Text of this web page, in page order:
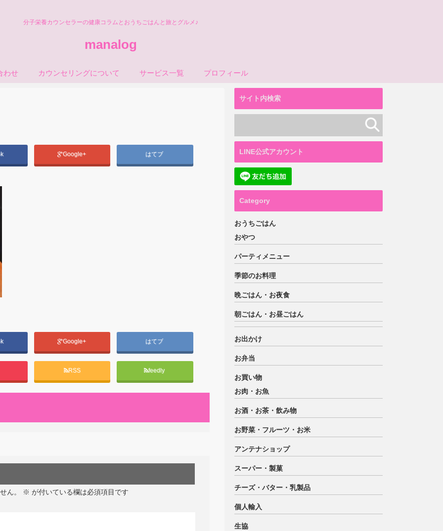
分子栄養カウンセラーの健康コラムとおうちごはんと旅とグルメ♪
manalog
わせ カウンセリングについて サービス一覧 プロフィール
Google+ はてブ
Google+ はてブ
RSS feedly
ん。 ※ が付いている欄は必須項目です
サイト内検索
LINE公式アカウント
Category
おうちごはん
おやつ
パーティメニュー
季節のお料理
晩ごはん・お夜食
朝ごはん・お昼ごはん
お出かけ
お弁当
お買い物
お肉・お魚
お酒・お茶・飲み物
お野菜・フルーツ・お米
アンテナショップ
スーパー・製菓
チーズ・バター・乳製品
個人輸入
生協